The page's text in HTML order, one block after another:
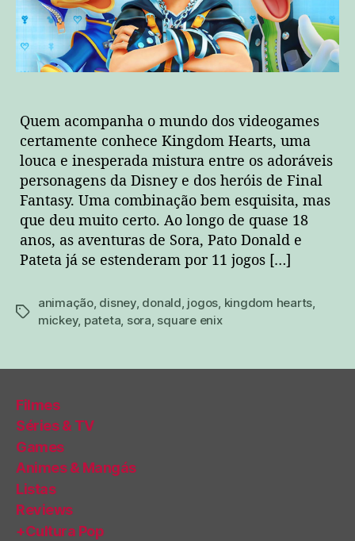
Quem acompanha o mundo dos videogames
certamente conhece Kingdom Hearts, uma
louca e inesperada mistura entre os adoráveis
personagens da Disney e dos heróis de Final
Fantasy. Uma combinação bem esquisita, mas
que deu muito certo. Ao longo de quase 18
anos, as aventuras de Sora, Pato Donald e
Pateta já se estenderam por 11 jogos […]
tags
animação, disney, donald, jogos, kingdom hearts,
mickey, pateta, sora, square enix
Filmes
Séries & TV
Games
Animes & Mangás
Listas
Reviews
+Cultura Pop